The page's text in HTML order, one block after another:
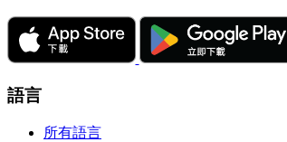
語言
所有語言